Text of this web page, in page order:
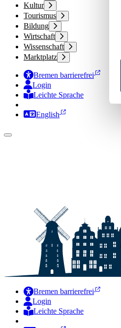
Kultur
Tourismus
Bildung
Wirtschaft
Wissenschaft
Marktplatz
Bremen barrierefrei
Login
Leichte Sprache
Zur Deutschen
English
Bremen barrierefrei
Login
Leichte Sprache